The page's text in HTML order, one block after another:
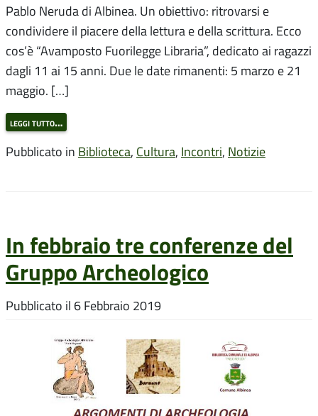
Pablo Neruda di Albinea. Un obiettivo: ritrovarsi e
condividere il piacere della lettura e della scrittura. Ecco
cos’è “Avamposto Fuorilegge Libraria”, dedicato ai ragazzi
dagli 11 ai 15 anni. Due le date rimanenti: 5 marzo e 21
maggio. […]
leggi tutto…
Pubblicato in Biblioteca, Cultura, Incontri, Notizie
In febbraio tre conferenze del
Gruppo Archeologico
Pubblicato il 6 Febbraio 2019